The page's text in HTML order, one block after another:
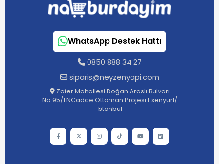
WhatsApp Destek Hattı
0850 888 34 27
siparis@neyzenyapi.com
Zafer Mahallesi Doğan Araslı Bulvarı
No:95/1 NCadde Ottoman Projesi Esenyurt/
İstanbul